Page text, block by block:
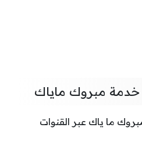
مبروك ماياك
ما ياك عبر القنوات